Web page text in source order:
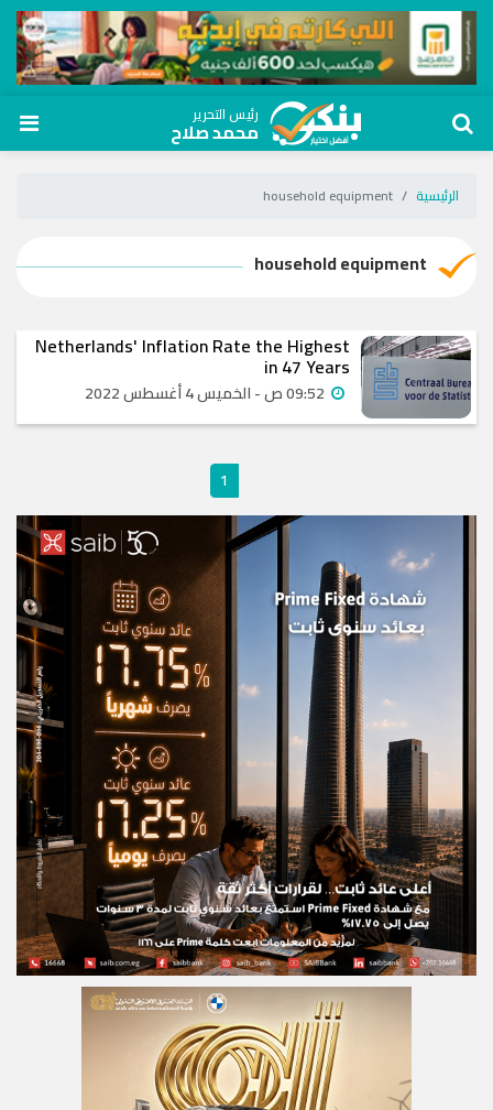
رئيس التحرير
محمد صلاح
الرئيسية household equipment
household equipment
Netherlands' Inflation Rate the Highest
in 47 Years
1